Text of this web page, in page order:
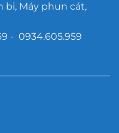
bi, Máy phun cát,
- 0934.605.959